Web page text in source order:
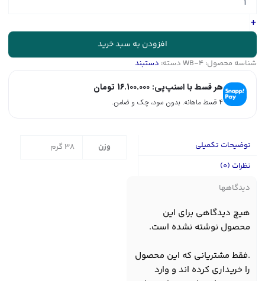
کد
WB-
4+
افزودن به سبد خرید
شناسه محصول: WB-4 دسته: دستبند
هر قسط با اسنپ‌پی: 16.100.000 تومان
۴ قسط ماهانه. بدون سود، چک و ضامن.
توضیحات تکمیلی
نظرات (0)
وزن 38 گرم
دیدگاهها
هیچ دیدگاهی برای این
محصول نوشته نشده است.
.فقط مشتریانی که این محصول
را خریداری کرده اند و وارد